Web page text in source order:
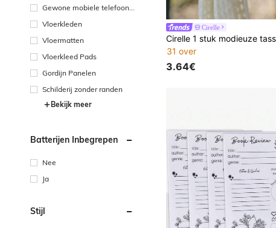
Gewone mobiele telefoonh
Vloerkleden
Vloermatten
Vloerkleed Pads
Gordijn Panelen
Schilderij zonder randen
Bekijk meer
Batterijen Inbegrepen
Nee
Ja
Stijl
Cirelle
31 over
3.64€